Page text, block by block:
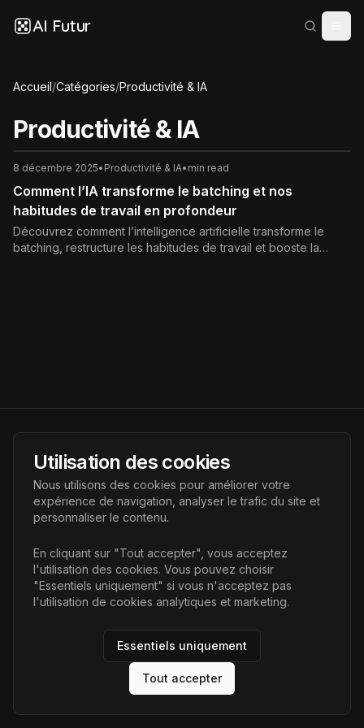
AI Futur
Accueil/Catégories/Productivité & IA
Productivité & IA
8 décembre 2025• Productivité & IA• min read
Comment l’IA transforme le batching et nos
habitudes de travail en profondeur
Découvrez comment l’intelligence artificielle transforme le
batching, restructure les habitudes de travail et booste la
AI Futur
Portail de l'avenir de l'intelligence artificielle, vous aidant à
découvrir les dernières technologies IA.
Liens
Accueil
Articles
AI Futur. Tous droits réservés.
Utilisation des cookies
Nous utilisons des cookies pour améliorer votre
expérience de navigation, analyser le trafic du site et
personnaliser le contenu.
En cliquant sur "Tout accepter", vous acceptez
l'utilisation des cookies. Vous pouvez choisir
"Essentiels uniquement" si vous n'acceptez pas
l'utilisation de cookies analytiques et marketing.
Essentiels uniquement
Tout accepter